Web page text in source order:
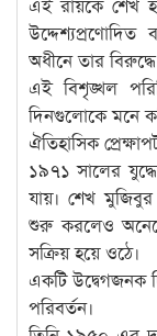
এই রায়কে শেখ
অধীনে তার
এই বিশৃঙ্খল
দিনগুলোকে মনে
ঐতিহাসিক
১৯৭১ সালের
যায়। শেখ
শুরু করলেও
সক্রিয় হয়ে ওঠে।
একটি উদ্বেগজনক
পরিবর্তন।